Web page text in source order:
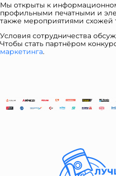
Мы открыты к
профильными печатными и
также мероприятиями схожей
Условия сотрудничества
Чтобы стать партнёром
маркетинга.